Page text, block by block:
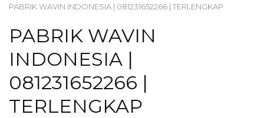
PABRIK WAVIN INDONESIA | 081231652266 | TERLENGKAP
PABRIK WAVIN
INDONESIA |
081231652266 |
TERLENGKAP